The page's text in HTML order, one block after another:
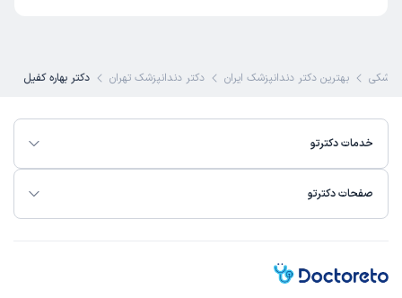
بهترین دکتر دندانپزشک ایران دکتر دندانپزشک تهران دکتر بهاره کفیل
خدمات دکترتو
صفحات دکترتو